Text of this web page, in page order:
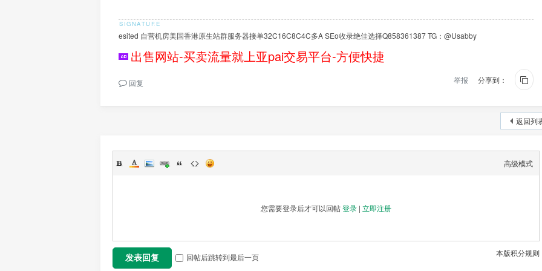
esited 自营机房美国香港原生站群服务器接单32C16C8C4C多A SEo收录绝佳选择Q858361387 TG：@Usabby
出售网站-买卖流量就上亚pai交易平台-方便快捷
分享到：
回复 举报
返回列
高级模式
您需要登录后才可以回帖登录 | 立即注册
本版积分规则
发表回复 回帖后跳转到最后一页